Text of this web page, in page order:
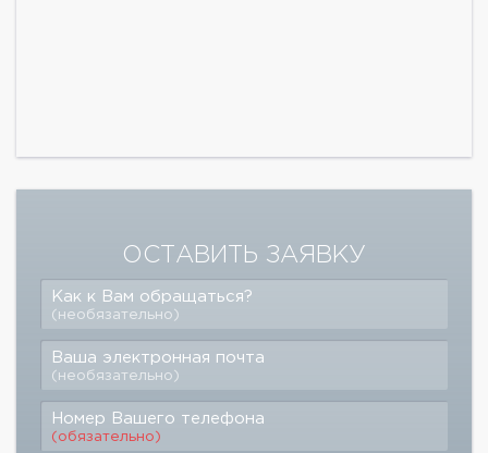
ОСТАВИТЬ ЗАЯВКУ
Как к Вам обращаться?
(необязательно)
Ваша электронная почта
(необязательно)
Номер Вашего телефона
(обязательно)